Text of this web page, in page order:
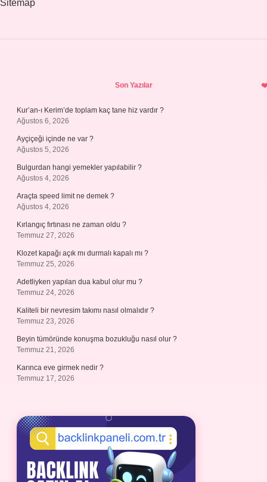
Sitemap
Son Yazılar
Kur’an-ı Kerim’de toplam kaç tane hiz vardır ?
Ağustos 6, 2026
Ayçiçeği içinde ne var ?
Ağustos 5, 2026
Bulgurdan hangi yemekler yapılabilir ?
Ağustos 4, 2026
Araçta speed limit ne demek ?
Ağustos 4, 2026
Kırlangıç fırtınası ne zaman oldu ?
Temmuz 27, 2026
Klozet kapağı açık mı durmalı kapalı mı ?
Temmuz 25, 2026
Adetliyken yapılan dua kabul olur mu ?
Temmuz 24, 2026
Kaliteli bir nevresim takımı nasıl olmalıdır ?
Temmuz 23, 2026
Beyin tümöründe konuşma bozukluğu nasıl olur ?
Temmuz 21, 2026
Karınca eve girmek nedir ?
Temmuz 17, 2026